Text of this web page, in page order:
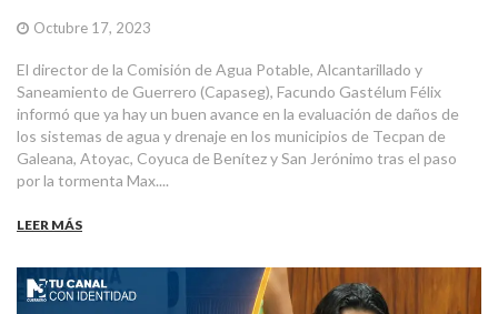
Octubre 17, 2023
El director de la Comisión de Agua Potable, Alcantarillado y
Saneamiento de Guerrero (Capaseg), Facundo Gastélum Félix
informó que ya hay un buen avance en la evaluación de daños de
los sistemas de agua y drenaje en los municipios de Tecpan de
Galeana, Atoyac, Coyuca de Benítez y San Jerónimo tras el paso
por la tormenta Max....
LEER MÁS